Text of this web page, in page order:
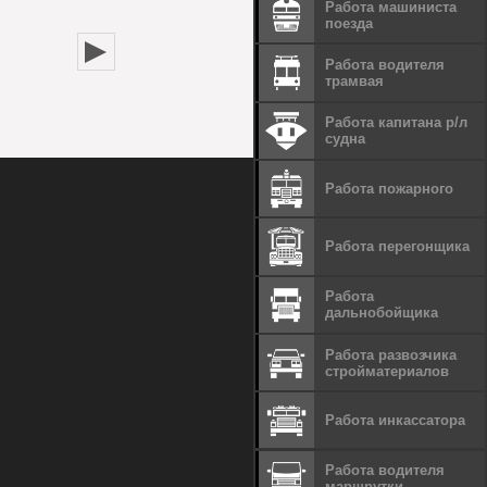
Работа машиниста
поезда
Работа водителя
трамвая
Работа капитана р/л
судна
Работа пожарного
Работа перегонщика
Работа
дальнобойщика
Работа развозчика
стройматериалов
Работа инкассатора
Работа водителя